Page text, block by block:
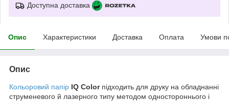
Доступна доставка
Опис Характеристики Доставка Оплата Умови
Опис
Кольоровий папір IQ Color підходить для друку на обладнанні
струменевого й лазерного типу методом одностороннього і